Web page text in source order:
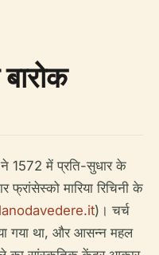
1572 में प्रति-सुधार के
फ्रांसेस्को मारिया रिचिनी के
)। चर्च
गया था, और आसन्न महल